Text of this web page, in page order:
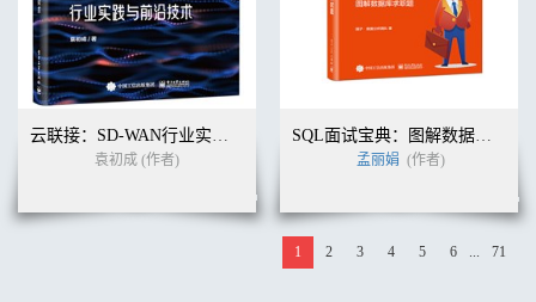
云联接：SD-WAN行业实践与前沿技术
袁初成 (作者)
SQL面试宝典：图解数据库求职题（全彩）
孟丽娟 (作者)
1 2 3 4 5 6 ... 71